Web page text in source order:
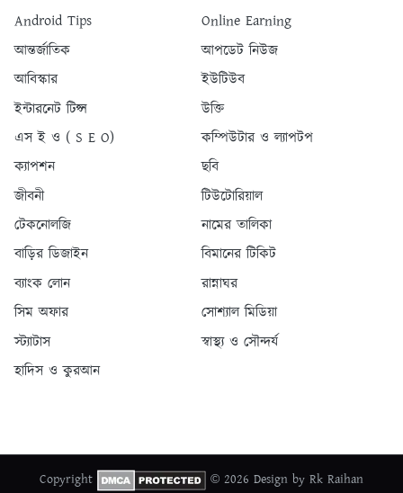
Android Tips
Online Earning
আন্তর্জাতিক
আপডেট নিউজ
আবিস্কার
ইউটিউব
ইন্টারনেট টিপ্স
উক্তি
এস ই ও ( S E O)
কম্পিউটার ও ল্যাপটপ
ক্যাপশন
ছবি
জীবনী
টিউটোরিয়াল
টেকনোলজি
নামের তালিকা
বাড়ির ডিজাইন
বিমানের টিকিট
ব্যাংক লোন
রান্নাঘর
সিম অফার
সোশ্যাল মিডিয়া
স্ট্যাটাস
স্বাস্থ্য ও সৌন্দর্য
হাদিস ও কুরআন
Copyright © 2026 Design by Rk Raihan